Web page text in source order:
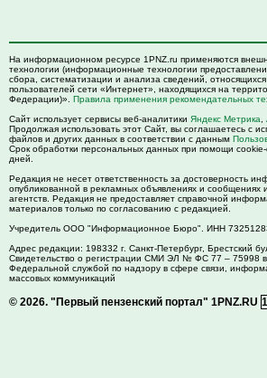
На информационном ресурсе 1PNZ.ru применяются
технологии (информационные технологии
сбора, систематизации и анализа сведений,
пользователей сети «Интернет», находящихся на
Федерации)». Правила применения рекомендательных
Сайт использует сервисы веб-аналитики Яндекс Метрика
Продолжая использовать этот Сайт, вы соглашаетесь с
файлов и других данных в соответствии с данным
Срок обработки персональных данных при помощи
дней.
Редакция не несет ответственность за достоверность
опубликованной в рекламных объявлениях и
агентств. Редакция не предоставляет справочной
материалов только по согласованию с редакцией.
Учредитель ООО "Информационное Бюро". ИНН
Адрес редакции: 198332 г. Санкт-Петербург, Брестский
Свидетельство о регистрации СМИ ЭЛ № ФС 77 – 75998
Федеральной службой по надзору в сфере связи,
массовых коммуникаций
© 2026. "Первый пензенский портал" 1PNZ.RU